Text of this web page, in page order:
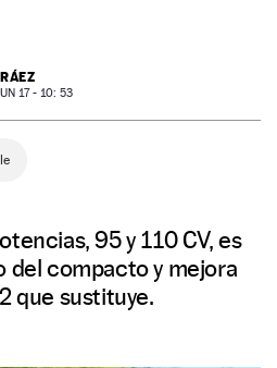
17 - 10: 53
95 y 110 CV, es
del compacto y mejora
que sustituye.